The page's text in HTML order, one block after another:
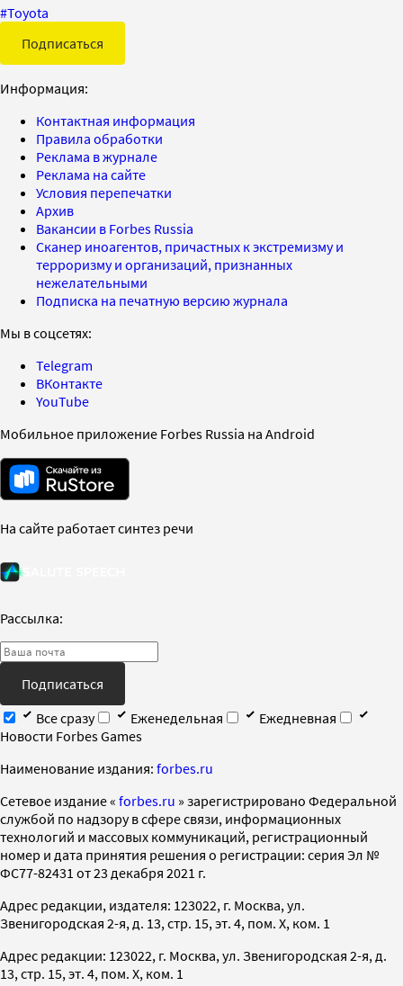
#Toyota
Подписаться
Информация:
Контактная информация
Правила обработки
Реклама в журнале
Реклама на сайте
Условия перепечатки
Архив
Вакансии в Forbes Russia
Сканер иноагентов, причастных к экстремизму и
терроризму и организаций, признанных
нежелательными
Подписка на печатную версию журнала
Мы в соцсетях:
Telegram
ВКонтакте
YouTube
Мобильное приложение Forbes Russia на Android
На сайте работает синтез речи
Рассылка:
Подписаться
Все сразу
Еженедельная
Ежедневная
Новости Forbes Games
Наименование издания: forbes.ru
Cетевое издание « forbes.ru » зарегистрировано Федеральной
службой по надзору в сфере связи, информационных
технологий и массовых коммуникаций, регистрационный
номер и дата принятия решения о регистрации: серия Эл №
ФС77-82431 от 23 декабря 2021 г.
Адрес редакции, издателя: 123022, г. Москва, ул.
Звенигородская 2-я, д. 13, стр. 15, эт. 4, пом. X, ком. 1
Адрес редакции: 123022, г. Москва, ул. Звенигородская 2-я, д.
13, стр. 15, эт. 4, пом. X, ком. 1